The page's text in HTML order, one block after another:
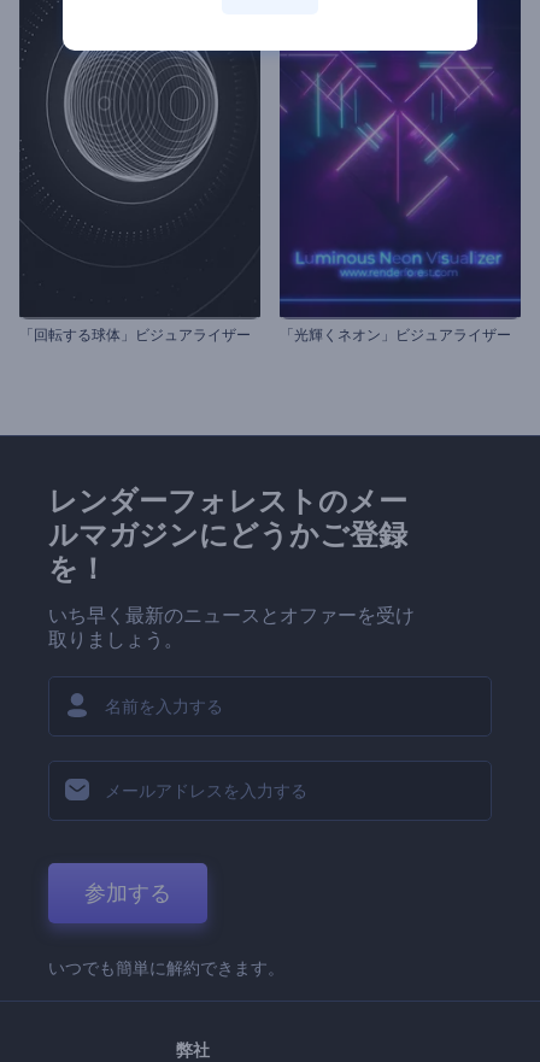
「回転する球体」ビジュアライザー 「光輝くネオン」ビジュアライザー
レンダーフォレストのメー
ルマガジンにどうかご登録
を！
いち早く最新のニュースとオファーを受け
取りましょう。
参加する
いつでも簡単に解約できます。
弊社